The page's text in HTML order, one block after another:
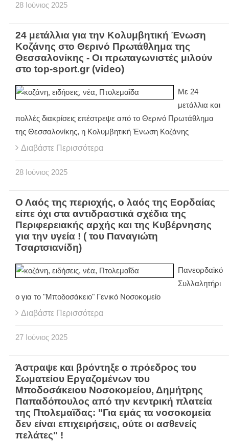
28 Ιούνιος 2025
24 μετάλλια για την Κολυμβητική Ένωση
Κοζάνης στο Θερινό Πρωτάθλημα της
Θεσσαλονίκης - Οι πρωταγωνιστές μιλούν
στο top-sport.gr (video)
Με 24
μετάλλια και
πολλές διακρίσεις επέστρεψε από το Θερινό Πρωτάθλημα
της Θεσσαλονίκης, η Κολυμβητική Ένωση Κοζάνης
Διαβάστε Περισσότερα
28 Ιούνιος 2025
Ο Λαός της περιοχής, ο λαός της Εορδαίας
είπε όχι στα αντιδραστικά σχέδια της
Περιφερειακής αρχής και της Κυβέρνησης
για την υγεία ! ( του Παναγιώτη
Τσαρτσιανίδη)
Πανεορδαϊκό
Συλλαλητήρι
ο για το "Μποδοσάκειο" Γενικό Νοσοκομείο
Διαβάστε Περισσότερα
27 Ιούνιος 2025
Άστραψε και βρόντηξε ο πρόεδρος του
Σωματείου Εργαζομένων του
Μποδοσάκειου Νοσοκομείου, Δημήτρης
Παπαδόπουλος από την κεντρική πλατεία
της Πτολεμαΐδας: "Για εμάς τα νοσοκομεία
δεν είναι επιχειρήσεις, ούτε οι ασθενείς
πελάτες" !